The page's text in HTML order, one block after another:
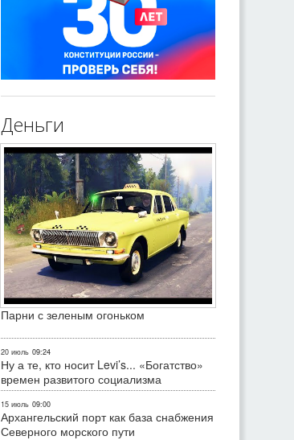
Деньги
Парни с зеленым огоньком
20 июль 09:24
Ну а те, кто носит Levi’s... «Богатство»
времен развитого социализма
15 июль 09:00
Архангельский порт как база снабжения
Северного морского пути